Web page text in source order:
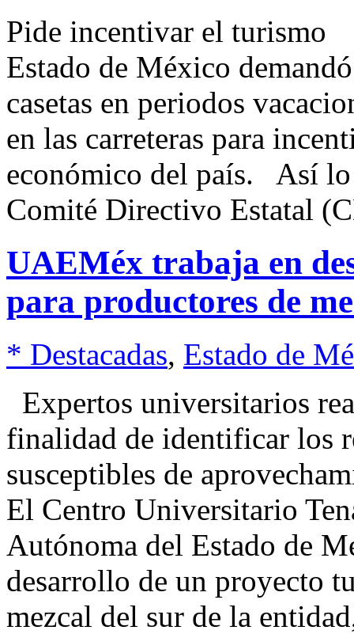
Pide incentivar el
Estado de México
casetas en periodos
en las carreteras para
económico del país. Así lo
Comité Directivo Estatal
UAEMéx trabaja en
para productores de
* Destacadas, Estado de
Expertos universitarios
finalidad de identificar los
susceptibles de
El Centro Universitario
Autónoma del Estado de
desarrollo de un proyecto
mezcal del sur de la